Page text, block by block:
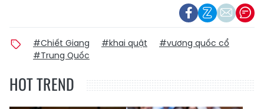
#Chiết Giang #khai quật
#vương quốc cổ
#Trung Quốc
HOT TREND